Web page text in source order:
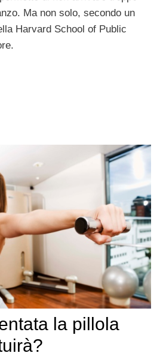
Ma non solo, secondo un
Harvard School of Public
la pillola